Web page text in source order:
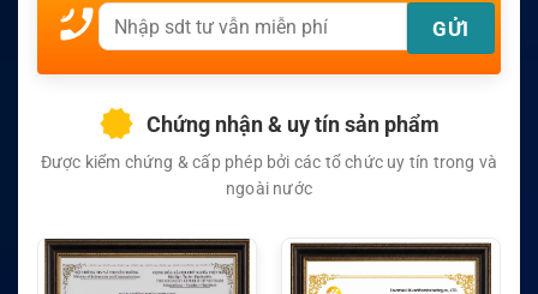
Chứng nhận & uy tín sản phẩm
Được kiểm chứng & cấp phép bởi các tổ chức uy tín trong và
ngoài nước